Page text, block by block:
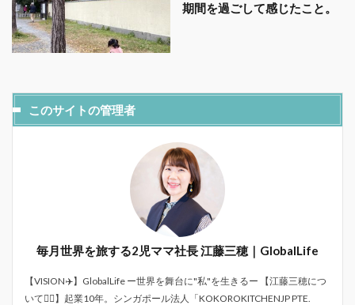
期間を過ごして感じたこと。
このサイトの管理者
毎月世界を旅する2児ママ社長 江藤三穂｜GlobalLife
【VISION✈️】GlobalLife ー世界を舞台に"私"を生きるー 【江藤三穂につ
いて💁‍♀️】起業10年。シンガポール法人「KOKOROKITCHENJP PTE.